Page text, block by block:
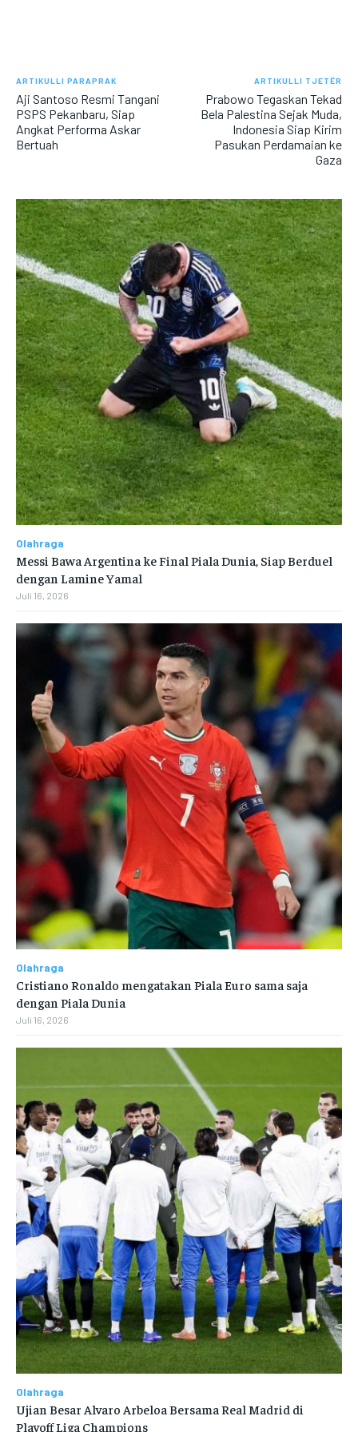
ARTIKULLI PARAPRAK
Aji Santoso Resmi Tangani
PSPS Pekanbaru, Siap
Angkat Performa Askar
Bertuah
ARTIKULLI TJETËR
Prabowo Tegaskan Tekad
Bela Palestina Sejak Muda,
Indonesia Siap Kirim
Pasukan Perdamaian ke
Gaza
Olahraga
Messi Bawa Argentina ke Final Piala Dunia, Siap Berduel
dengan Lamine Yamal
Juli 16, 2026
Olahraga
Cristiano Ronaldo mengatakan Piala Euro sama saja
dengan Piala Dunia
Juli 16, 2026
Olahraga
Ujian Besar Alvaro Arbeloa Bersama Real Madrid di
Playoff Liga Champions